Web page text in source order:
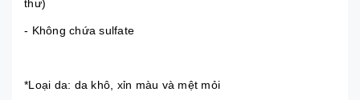
thư)
- Không chứa sulfate
*Loại da: da khô, xỉn màu và mệt mỏi